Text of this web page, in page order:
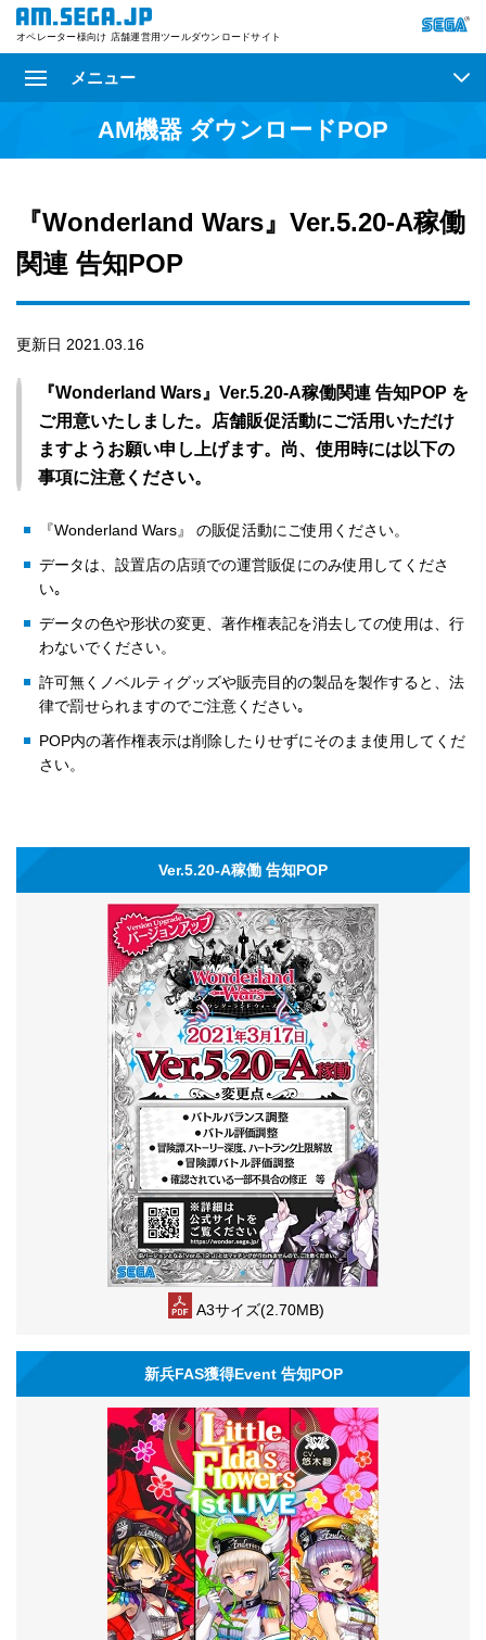
オペレーター様向け 店舗運営用ツールダウンロードサイト
メニュー
AM機器 ダウンロードPOP
『Wonderland Wars』Ver.5.20-A稼働
関連 告知POP
更新日 2021.03.16
『Wonderland Wars』Ver.5.20-A稼働関連 告知POP を
ご用意いたしました。店舗販促活動にご活用いただけ
ますようお願い申し上げます。尚、使用時には以下の
事項に注意ください。
『Wonderland Wars』 の販促活動にご使用ください。
データは、設置店の店頭での運営販促にのみ使用してくださ
い｡
データの色や形状の変更、著作権表記を消去しての使用は、行
わないでください。
許可無くノベルティグッズや販売目的の製品を製作すると、法
律で罰せられますのでご注意ください｡
POP内の著作権表示は削除したりせずにそのまま使用してくだ
さい。
Ver.5.20-A稼働 告知POP
A3サイズ(2.70MB)
新兵FAS獲得Event 告知POP